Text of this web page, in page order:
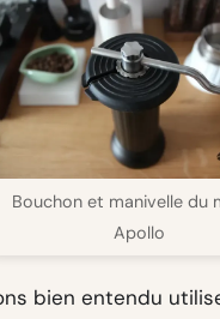
Bouchon et manivelle du
Apollo
bien entendu